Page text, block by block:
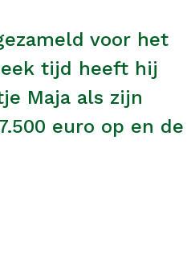
voor het
tijd heeft hij
Maja als zijn
euro op en de